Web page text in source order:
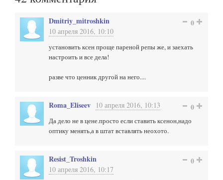
Dmitriy_mitroshkin
10 апреля 2016, 10:10
0
установить ксен проще пареной репы же, и заехать
настроить и все дела!
разве что ценник другой на него....
Roma_Eliseev 10 апреля 2016, 10:13 0
Да дело не в цене.просто если ставить ксенон,надо
оптику менять,а в штат вставлять неохото.
Resist_Troshkin
10 апреля 2016, 10:17
0